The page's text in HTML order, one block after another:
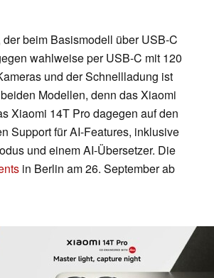
beim Basismodell über USB-C
wahlweise per USB-C mit 120
und der Schnellladung ist
Modellen, denn das Xiaomi
Xiaomi 14T Pro dagegen auf den
Support für AI-Features, inklusive
und einem AI-Übersetzer. Die
in Berlin am 26. September ab